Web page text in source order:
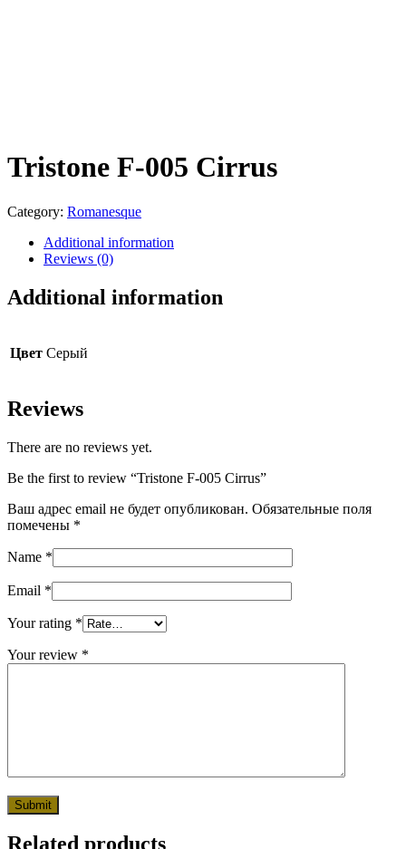
Tristone F-005 Cirrus
Category: Romanesque
Additional information
Reviews (0)
Additional information
Цвет Серый
Reviews
There are no reviews yet.
Be the first to review “Tristone F-005 Cirrus”
Ваш адрес email не будет опубликован. Обязательные поля
помечены *
Name *
Email *
Your rating *
Your review *
Related products